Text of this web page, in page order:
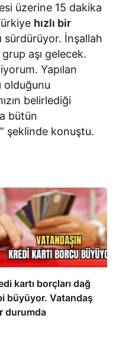
üzerine 15 dakika
hızlı bir
sürdürüyor. İnşallah
aşı gelecek.
Yapılan
olduğunu
belirlediği
bütün
şeklinde konuştu.
kartı borçları dağ
büyüyor. Vatandaş
durumda